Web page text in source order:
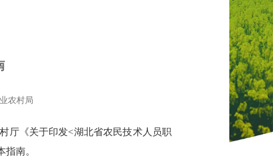
农村局
厅《关于印发<湖北省农民技术人员职
南。